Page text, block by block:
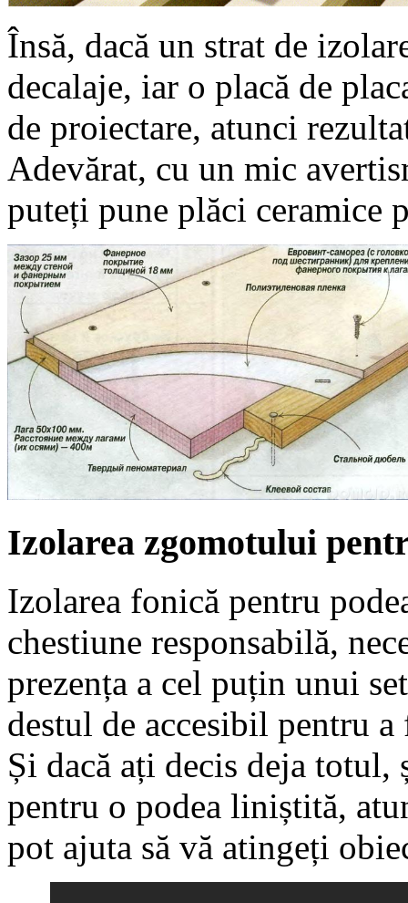
Însă, dacă un strat de
decalaje, iar o placă de
de proiectare, atunci
Adevărat, cu un mic
puteți pune plăci ceramice
Izolarea zgomotului
Izolarea fonică pentru
chestiune responsabilă,
prezența a cel puțin unui
destul de accesibil pentru
Și dacă ați decis deja totul,
pentru o podea liniștită,
pot ajuta să vă atingeți